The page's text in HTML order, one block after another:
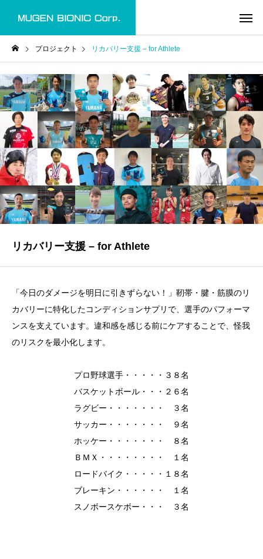
プロジェクト リカバリー支援 – for Athlete
リカバリー支援 – for Athlete
「今日のダメージを明日に引きずらない！」靭帯・腱・筋膜のリ
カバリーに特化したコンディションサプリで、選手のパフォーマ
ンスを支えています。違和感を感じる前にケアすることで、怪我
のリスクを最小化します。
プロ野球選手・・・・・３８名
バスケットボール・・・２６名
ラグビー・・・・・・・ ３名
サッカー・・・・・・・ ９名
ホッケー・・・・・・・ ８名
ＢＭＸ・・・・・・・・ １名
ロードバイク・・・・・１８名
ブレーキン・・・・・・ １名
スノボースケボー・・・ ３名